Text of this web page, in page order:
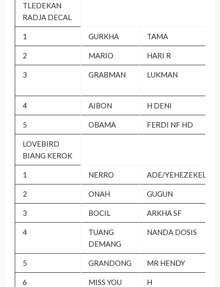
TLEDEKAN
RADJA DECAL
1 GURKHA TAMA
2 MARIO HARI R
3 GRABMAN LUKMAN
4 AIBON H DENI
5 OBAMA FERDI NF HD
LOVEBIRD
BIANG KEROK
1 NERRO ADE/YEHEZEKEL
2 ONAH GUGUN
3 BOCIL ARKHA SF
4
TUANG
DEMANG
NANDA DOSIS
5 GRANDONG MR HENDY
6 MISS YOU
H